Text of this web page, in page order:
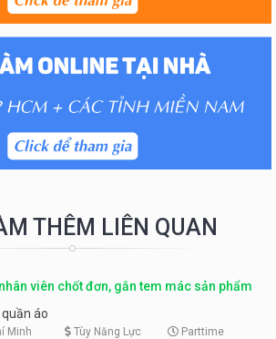
THÊM LIÊN QUAN
viên chốt đơn, gắn tem mác sản phẩm
áo
Minh Tùy Năng Lực Parttime